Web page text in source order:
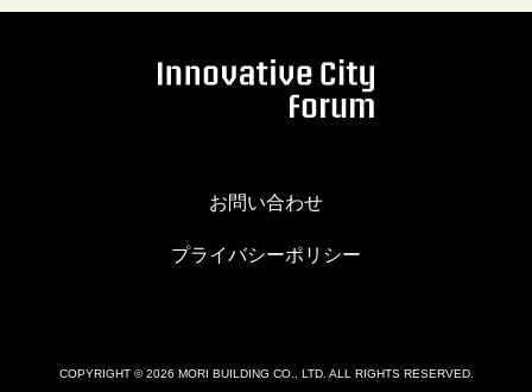
お問い合わせ
プライバシーポリシー
COPYRIGHT © 2026 MORI BUILDING CO., LTD. ALL RIGHTS RESERVED.